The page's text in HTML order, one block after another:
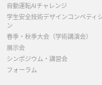
自動運転AIチャレンジ
学生安全技術デザインコンペティ
ン
春季・秋季大会（学術講演会）
展示会
シンポジウム・講習会
フォーラム